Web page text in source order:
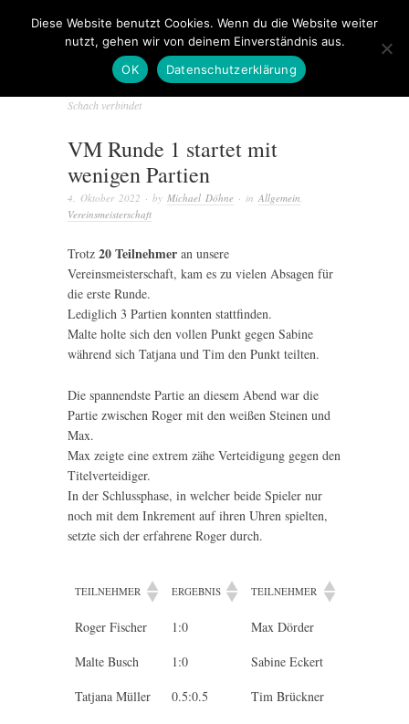
Schach verbindet
VM Runde 1 startet mit
wenigen Partien
4. Oktober 2022 · by Michael Döhne · in Allgemein,
Vereinsmeisterschaft
Trotz 20 Teilnehmer an unsere
Vereinsmeisterschaft, kam es zu vielen Absagen für
die erste Runde.
Lediglich 3 Partien konnten stattfinden.
Malte holte sich den vollen Punkt gegen Sabine
während sich Tatjana und Tim den Punkt teilten.
Die spannendste Partie an diesem Abend war die
Partie zwischen Roger mit den weißen Steinen und
Max.
Max zeigte eine extrem zähe Verteidigung gegen den
Titelverteidiger.
In der Schlussphase, in welcher beide Spieler nur
noch mit dem Inkrement auf ihren Uhren spielten,
setzte sich der erfahrene Roger durch.
TEILNEHMER ERGEBNIS TEILNEHMER
Roger Fischer 1:0
Max Dörder
Malte Busch
1:0
Sabine Eckert
Tatjana Müller
0.5:0.5 Tim Brückner
Diese Website benutzt Cookies. Wenn du die Website weiter
nutzt, gehen wir von deinem Einverständnis aus.
OK
Datenschutzerklärung